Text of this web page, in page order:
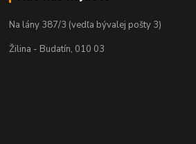
Na lány 387/3 (vedľa bývalej pošty 3)
Žilina - Budatín, 010 03